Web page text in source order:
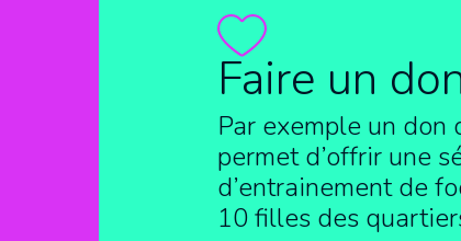
Faire un
Par exemple un don
permet d’offrir une
d’entrainement de
10 filles des